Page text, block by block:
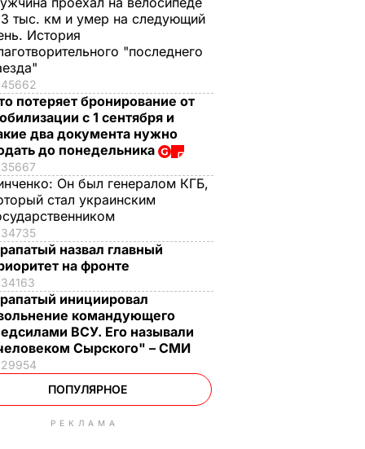
тыс. км и умер на следующий
История
"последнего
45662
потеряет бронирование от
с 1 сентября и
два документа нужно
до понедельника
35667
Он был генералом КГБ,
стал украинским
34735
назвал главный
на фронте
34163
инициировал
командующего
ВСУ. Его называли
Сырского" – СМИ
29954
ПОПУЛЯРНОЕ
РЕКЛАМА